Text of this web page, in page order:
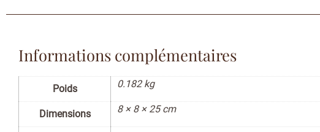
Informations complémentaires
Poids 0.182 kg
Dimensions 8 × 8 × 25 cm